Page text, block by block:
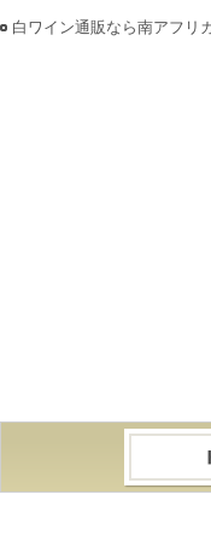
白ワイン通販なら南アフリ